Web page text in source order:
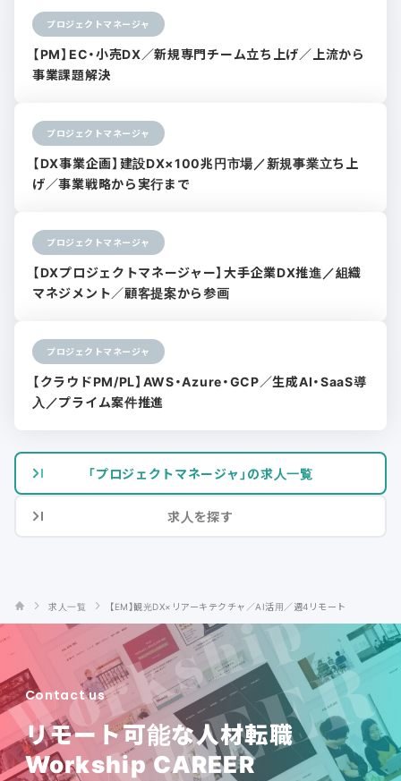
プロジェクトマネージャ
【PM】EC・小売DX／新規専門チーム立ち上げ／上流から
事業課題解決
プロジェクトマネージャ
【DX事業企画】建設DX×100兆円市場／新規事業立ち上
げ／事業戦略から実行まで
プロジェクトマネージャ
【DXプロジェクトマネージャー】大手企業DX推進／組織
マネジメント／顧客提案から参画
プロジェクトマネージャ
【クラウドPM/PL】AWS・Azure・GCP／生成AI・SaaS導
入／プライム案件推進
「プロジェクトマネージャ」の求人一覧
求人を探す
求人一覧 【EM】観光DX×リアーキテクチャ／AI活用／週4リモート
Contact us
リモート可能な人材転職
Workship CAREER